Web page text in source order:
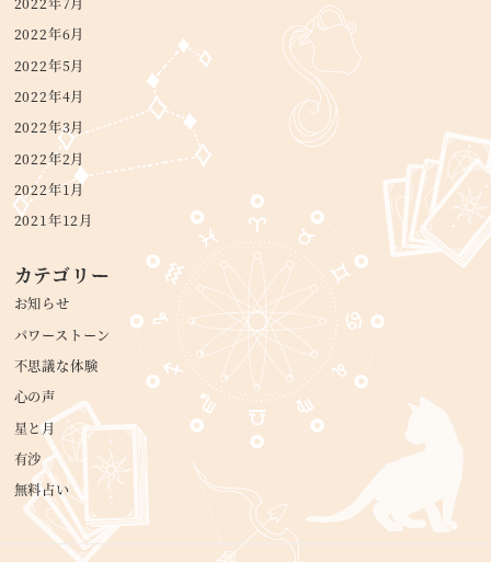
2022年6月
2022年5月
2022年4月
2022年3月
2022年2月
2022年1月
2021年12月
カテゴリー
お知らせ
パワーストーン
不思議な体験
心の声
星と月
有沙
無料占い